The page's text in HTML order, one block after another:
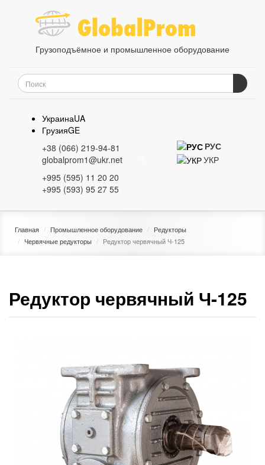
Грузоподъёмное и промышленное оборудование
УкраинаUA
ГрузияGE
+38 (066) 219-94-81
globalprom1@ukr.net
+995 (595) 11 20 20
+995 (593) 95 27 55
РУС
УКР
Главная Промышленное оборудование
Редукторы
Червячные редукторы
Редуктор червячный Ч-125
Редуктор червячный Ч-125